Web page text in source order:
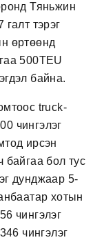
Тяньжин
тэрэг
өртөөнд
500TEU
байна.
truck-
чингэлэг
ирсэн
байгаа бол тус
дунджаар 5-
хотын
чингэлэг
чингэлэг